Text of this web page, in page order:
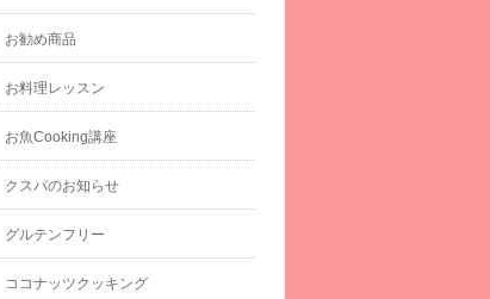
お勧め商品
お料理レッスン
お魚Cooking講座
クスパのお知らせ
グルテンフリー
ココナッツクッキング